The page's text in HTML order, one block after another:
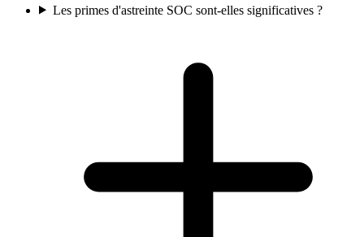
Les primes d'astreinte SOC sont-elles significatives ?